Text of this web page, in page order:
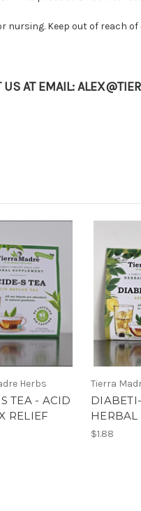
nursing. Keep out of reach of
AT EMAIL:
Herbs
TEA - ACID
RELIEF
Tierra
HERBAL
$1.88